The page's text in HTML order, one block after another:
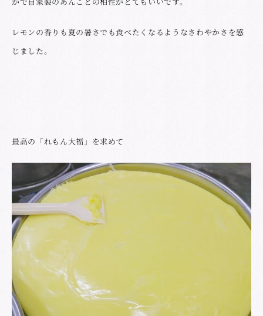
レモンの香りも夏の暑さでも食べたくなるようなさわやかさを感
じました。
最高の「れもん大福」を求めて